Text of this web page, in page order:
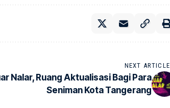
NEXT ARTICLE
Nalar, Ruang Aktualisasi Bagi Para
Seniman Kota Tangerang